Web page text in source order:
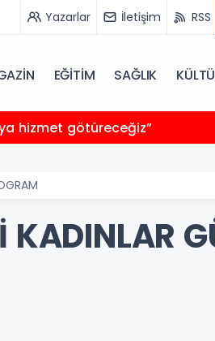
Yazarlar İletişim RSS
EĞİTİM SAĞLIK
hizmet götüreceğiz”
KADINLAR